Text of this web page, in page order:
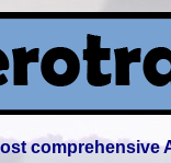
comprehensive